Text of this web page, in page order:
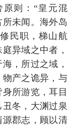
则：“皇元混
未闻。海外岛
民职，梯山航
异域之中者，
，所过之域，
产之诡异，与
所游览，耳目
冬，大渊过泉
郡志，顾以清